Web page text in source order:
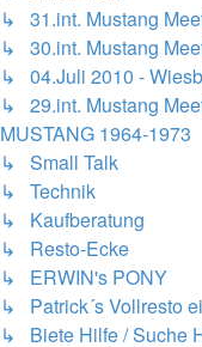
↳ 31.int. Mustang
↳ 30.int. Mustang
↳ 04.Juli 2010 -
↳ 29.int. Mustang
MUSTANG 1964-1973
↳ Small Talk
↳ Technik
↳ Kaufberatung
↳ Resto-Ecke
↳ ERWIN's PONY
↳ Patrick´s Vollresto
↳ Biete Hilfe / Suche